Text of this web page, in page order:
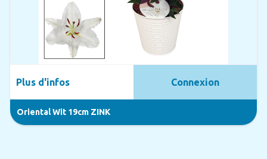
Oriental Wit 19cm ZINK
Plus d'infos Connexion